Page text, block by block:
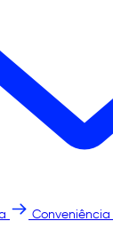
Conveniência